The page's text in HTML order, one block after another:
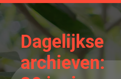
Dagelijkse
archieven: